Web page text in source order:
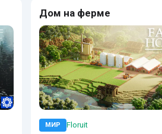
Дом на ферме
МИР Floruit